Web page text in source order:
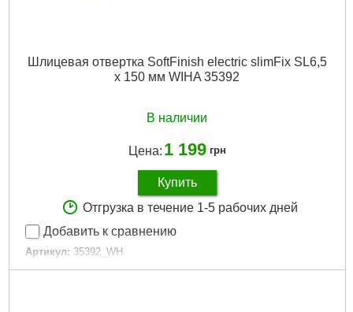
Шлицевая отвертка SoftFinish electric slimFix SL6,5
x 150 мм WIHA 35392
В наличии
Цена: 1 199 грн
Купить
Отгрузка в течение 1-5 рабочих дней
Добавить к сравнению
Артикул: 35392_WH
Код товара: 27.32.90